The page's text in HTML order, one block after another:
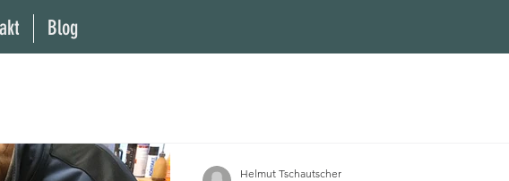
Blog
Helmut Tschautscher